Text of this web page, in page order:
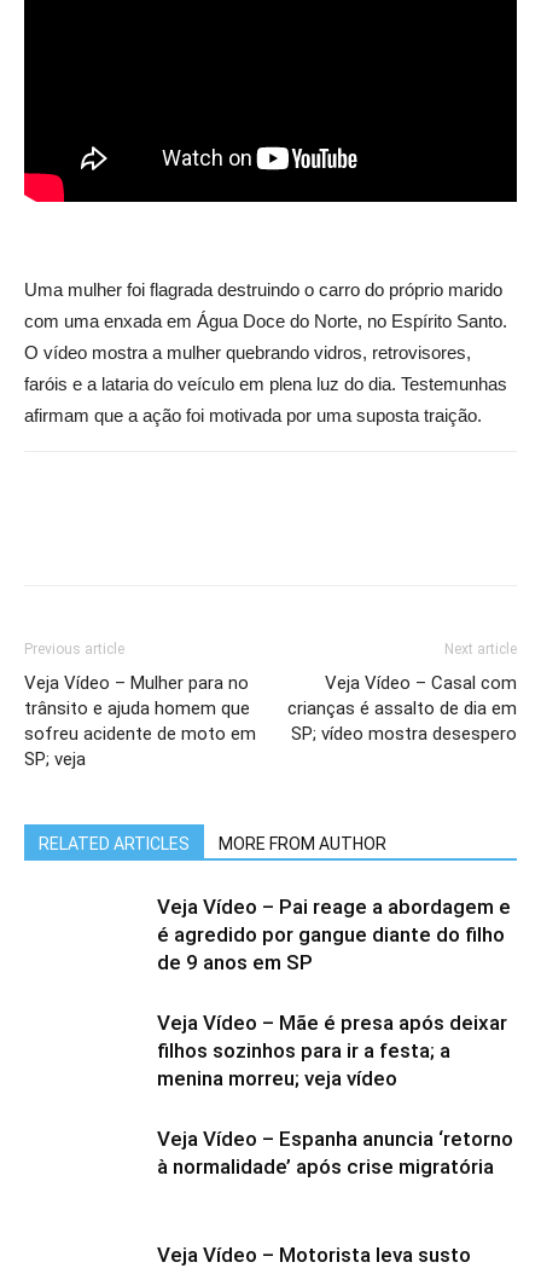
Uma mulher foi flagrada destruindo o carro do próprio marido
com uma enxada em Água Doce do Norte, no Espírito Santo.
O vídeo mostra a mulher quebrando vidros, retrovisores,
faróis e a lataria do veículo em plena luz do dia. Testemunhas
afirmam que a ação foi motivada por uma suposta traição.
Previous article
Veja Vídeo – Mulher para no
trânsito e ajuda homem que
sofreu acidente de moto em
SP; veja
Next article
Veja Vídeo – Casal com
crianças é assalto de dia em
SP; vídeo mostra desespero
RELATED ARTICLES MORE FROM AUTHOR
Veja Vídeo – Pai reage a abordagem e
é agredido por gangue diante do filho
de 9 anos em SP
Veja Vídeo – Mãe é presa após deixar
filhos sozinhos para ir a festa; a
menina morreu; veja vídeo
Veja Vídeo – Espanha anuncia ‘retorno
à normalidade’ após crise migratória
Veja Vídeo – Motorista leva susto